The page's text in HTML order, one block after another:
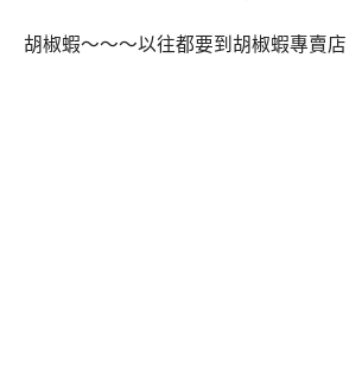
胡椒蝦～～～以往都要到胡椒蝦專賣店